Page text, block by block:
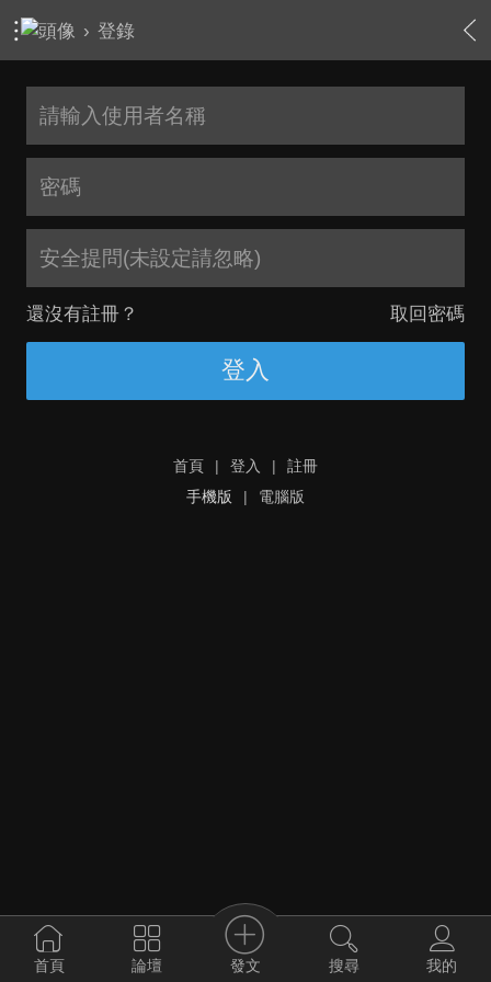
› 登錄
安全提問(未設定請忽略)
還沒有註冊？ 取回密碼
登入
首頁 | 登入 |
註冊
手機版
| 電腦版
首頁 論壇 發文 搜尋 我的